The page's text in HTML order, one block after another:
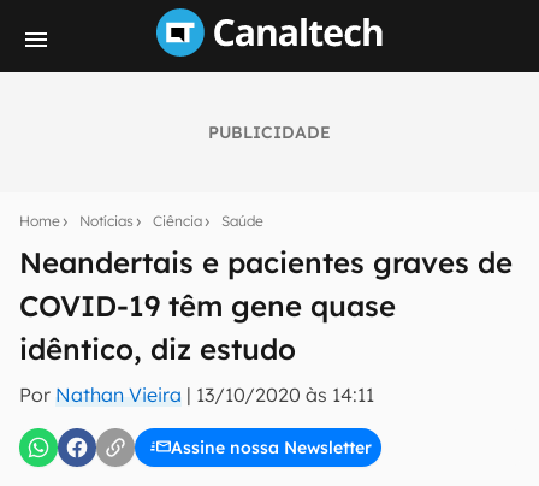
PUBLICIDADE
Home Notícias Ciência Saúde
Neandertais e pacientes graves de
COVID-19 têm gene quase
idêntico, diz estudo
Por Nathan Vieira | 13/10/2020 às 14:11
Assine nossa Newsletter
notícias e reviews sobre tecnologia em primeira
E-mail
inscreva-se